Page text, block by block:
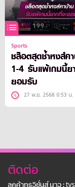
Sports
ชล็อตสุดช้ำหงส์ค
1-4 รับแพ้เกมนี้ย
ยอมรับ
27 พ.ย. 2568 0:53 น.
ติดต่อ
ลูกค้าทรูวิชั่นส์ นาว :